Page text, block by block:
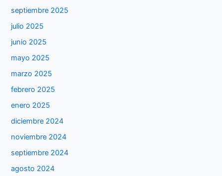
septiembre 2025
julio 2025
junio 2025
mayo 2025
marzo 2025
febrero 2025
enero 2025
diciembre 2024
noviembre 2024
septiembre 2024
agosto 2024